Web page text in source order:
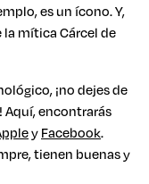
es un ícono. Y,
la mítica Cárcel de
¡no dejes de
Aquí, encontrarás
yFacebook.
tienen buenas y